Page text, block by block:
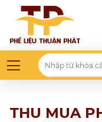
THU MUA